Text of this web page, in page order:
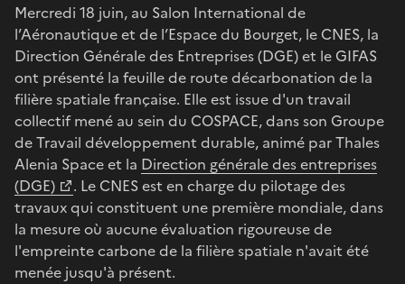
Mercredi 18 juin, au Salon International de
l’Aéronautique et de l’Espace du Bourget, le CNES, la
Direction Générale des Entreprises (DGE) et le GIFAS
ont présenté la feuille de route décarbonation de la
filière spatiale française. Elle est issue d'un travail
collectif mené au sein du COSPACE, dans son Groupe
de Travail développement durable, animé par Thales
Alenia Space et la Direction générale des entreprises
(DGE)
. Le CNES est en charge du pilotage des
travaux qui constituent une première mondiale, dans
la mesure où aucune évaluation rigoureuse de
l'empreinte carbone de la filière spatiale n'avait été
menée jusqu'à présent.